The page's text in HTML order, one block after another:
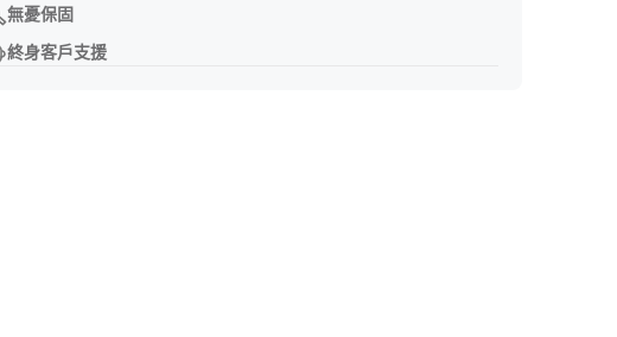
無憂保固
終身客戶支援